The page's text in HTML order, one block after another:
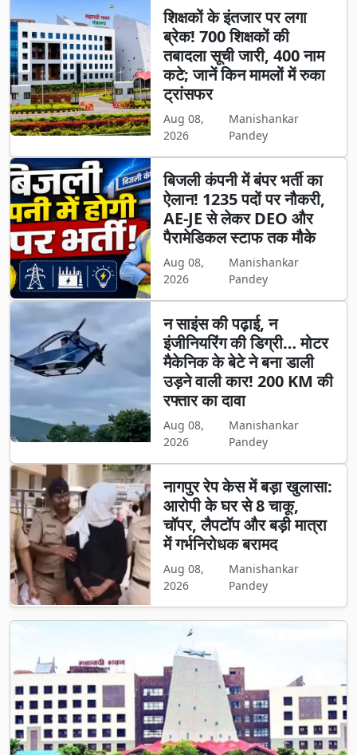
शिक्षकों के इंतजार पर लगा
ब्रेक! 700 शिक्षकों की
तबादला सूची जारी, 400 नाम
कटे; जानें किन मामलों में रुका
ट्रांसफर
Aug 08,
2026
Manishankar
Pandey
बिजली कंपनी में बंपर भर्ती का
ऐलान! 1235 पदों पर नौकरी,
AE-JE से लेकर DEO और
पैरामेडिकल स्टाफ तक मौके
Aug 08,
2026
Manishankar
Pandey
न साइंस की पढ़ाई, न
इंजीनियरिंग की डिग्री… मोटर
मैकेनिक के बेटे ने बना डाली
उड़ने वाली कार! 200 KM की
रफ्तार का दावा
Aug 08,
2026
Manishankar
Pandey
नागपुर रेप केस में बड़ा खुलासा:
आरोपी के घर से 8 चाकू,
चॉपर, लैपटॉप और बड़ी मात्रा
में गर्भनिरोधक बरामद
Aug 08,
2026
Manishankar
Pandey